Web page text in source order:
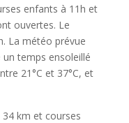
enfants à 11h et
ouvertes. Le
La météo prévue
temps ensoleillé
21°C et 37°C, et
km et courses